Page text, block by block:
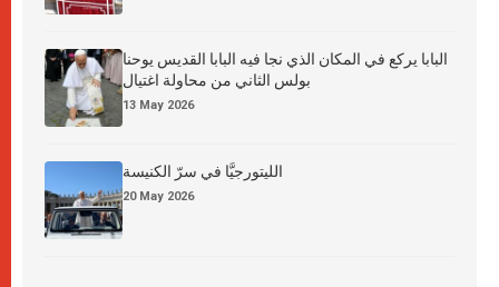
البابا يركع في المكان الذي نجا فيه البابا القديس يوحنا
بولس الثاني من محاولة اغتيال
13 May 2026
الليتورجيَّا في سرّ الكنيسة
20 May 2026